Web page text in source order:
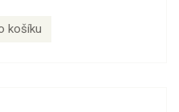
košíku